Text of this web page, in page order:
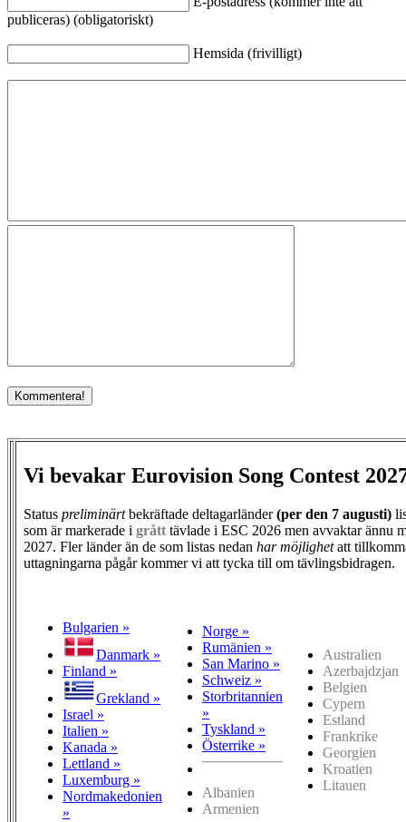
publiceras) (obligatoriskt)
Hemsida (frivilligt)
Vi bevakar Eurovision Song Contest
Status preliminärtbekräftade deltagarländer(per den 7 augusti)
som är markerade i grått tävlade i ESC 2026 men avvaktar ännu
2027. Fler länder än de som listas nedan har möjlighetatt
uttagningarna pågår kommer vi att tycka till om tävlingsbidragen.
Bulgarien »
Danmark »
Finland »
Grekland »
Israel »
Italien »
Kanada »
Lettland »
Luxemburg »
Nordmakedonien
»
Norge »
Rumänien »
San Marino »
Schweiz »
Storbritannien
»
Tyskland »
Österrike »
Albanien
Armenien
Australien
Azerbajdzjan
Belgien
Cypern
Estland
Frankrike
Georgien
Kroatien
Litauen